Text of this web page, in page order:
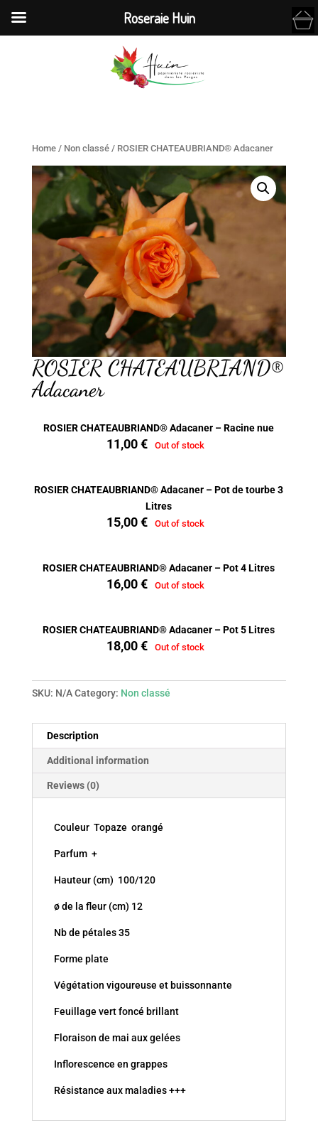
Home/ Non classé/ ROSIER CHATEAUBRIAND® Adacaner
ROSIER CHATEAUBRIAND®
Adacaner
ROSIER CHATEAUBRIAND® Adacaner – Racine nue
11,00 € Out of stock
ROSIER CHATEAUBRIAND® Adacaner – Pot de tourbe 3
Litres
15,00 € Out of stock
ROSIER CHATEAUBRIAND® Adacaner – Pot 4 Litres
16,00 € Out of stock
ROSIER CHATEAUBRIAND® Adacaner – Pot 5 Litres
18,00 € Out of stock
SKU: N/A Category: Non classé
Description
Additional information
Reviews (0)
Couleur Topaze orangé
Parfum +
Hauteur (cm) 100/120
ø de la fleur (cm) 12
Nb de pétales 35
Forme plate
Végétation vigoureuse et buissonnante
Feuillage vert foncé brillant
Floraison de mai aux gelées
Inflorescence en grappes
Résistance aux maladies +++
Roseraie Huin